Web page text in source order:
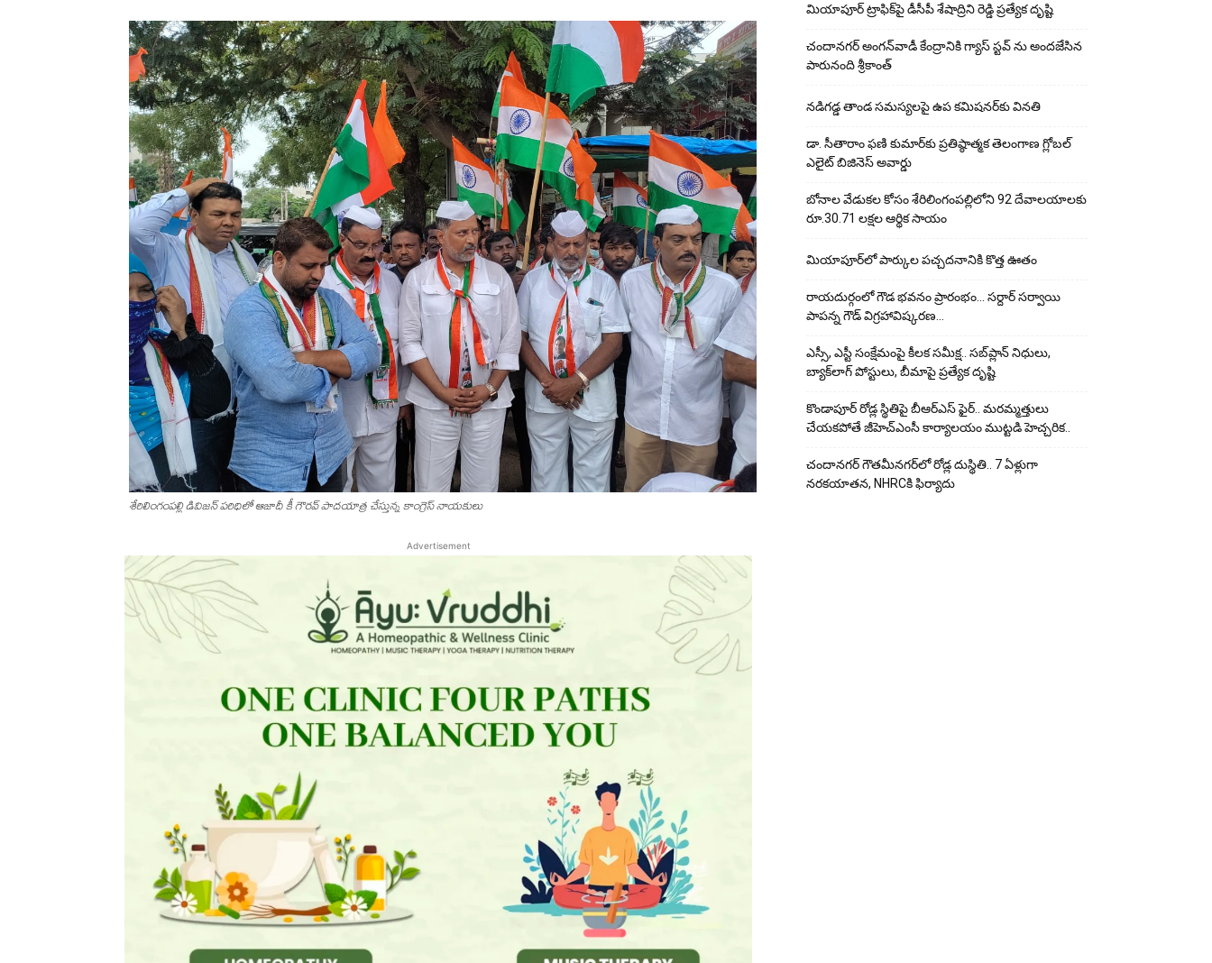
శేరిలింగంపల్లి డివిజన్ పరిధిలో ఆజాదీ కీ గౌరవ్ పాదయాత్ర చేస్తున్న కాంగ్రెస్ నాయకులు
Advertisement
మియాపూర్ ట్రాఫిక్‌పై డీసీపీ శేషాద్రిని రెడ్డి ప్రత్యేక దృష్టి
చందానగర్ అంగన్‌వాడీ కేంద్రానికి గ్యాస్ స్టవ్ ను అందజేసిన
పారునంది శ్రీకాంత్
నడిగడ్డ తాండ సమస్యలపై ఉప కమిషనర్‌కు వినతి
డా. సీతారాం ఫణి కుమార్‌కు ప్రతిష్ఠాత్మక తెలంగాణ గ్లోబల్
ఎలైట్ బిజినెస్ అవార్డు
బోనాల వేడుకల కోసం శేరిలింగంపల్లిలోని 92 దేవాలయాలకు
రూ.30.71 లక్షల ఆర్థిక సాయం
మియాపూర్‌లో పార్కుల పచ్చదనానికి కొత్త ఊతం
రాయదుర్గంలో గౌడ భవనం ప్రారంభం… సర్దార్ సర్వాయి
పాపన్న గౌడ్ విగ్రహావిష్కరణ…
ఎస్సీ, ఎస్టీ సంక్షేమంపై కీలక సమీక్ష.. సబ్‌ప్లాన్ నిధులు,
బ్యాక్‌లాగ్ పోస్టులు, బీమాపై ప్రత్యేక దృష్టి
కొండాపూర్ రోడ్ల స్థితిపై బీఆర్ఎస్ ఫైర్.. మరమ్మత్తులు
చేయ‌క‌పోతే జీహెచ్‌ఎంసీ కార్యాలయం ముట్టడి హెచ్చరిక..
చందానగర్ గౌతమీనగర్‌లో రోడ్ల దుస్థితి.. 7 ఏళ్లుగా
నరకయాతన, NHRCకి ఫిర్యాదు